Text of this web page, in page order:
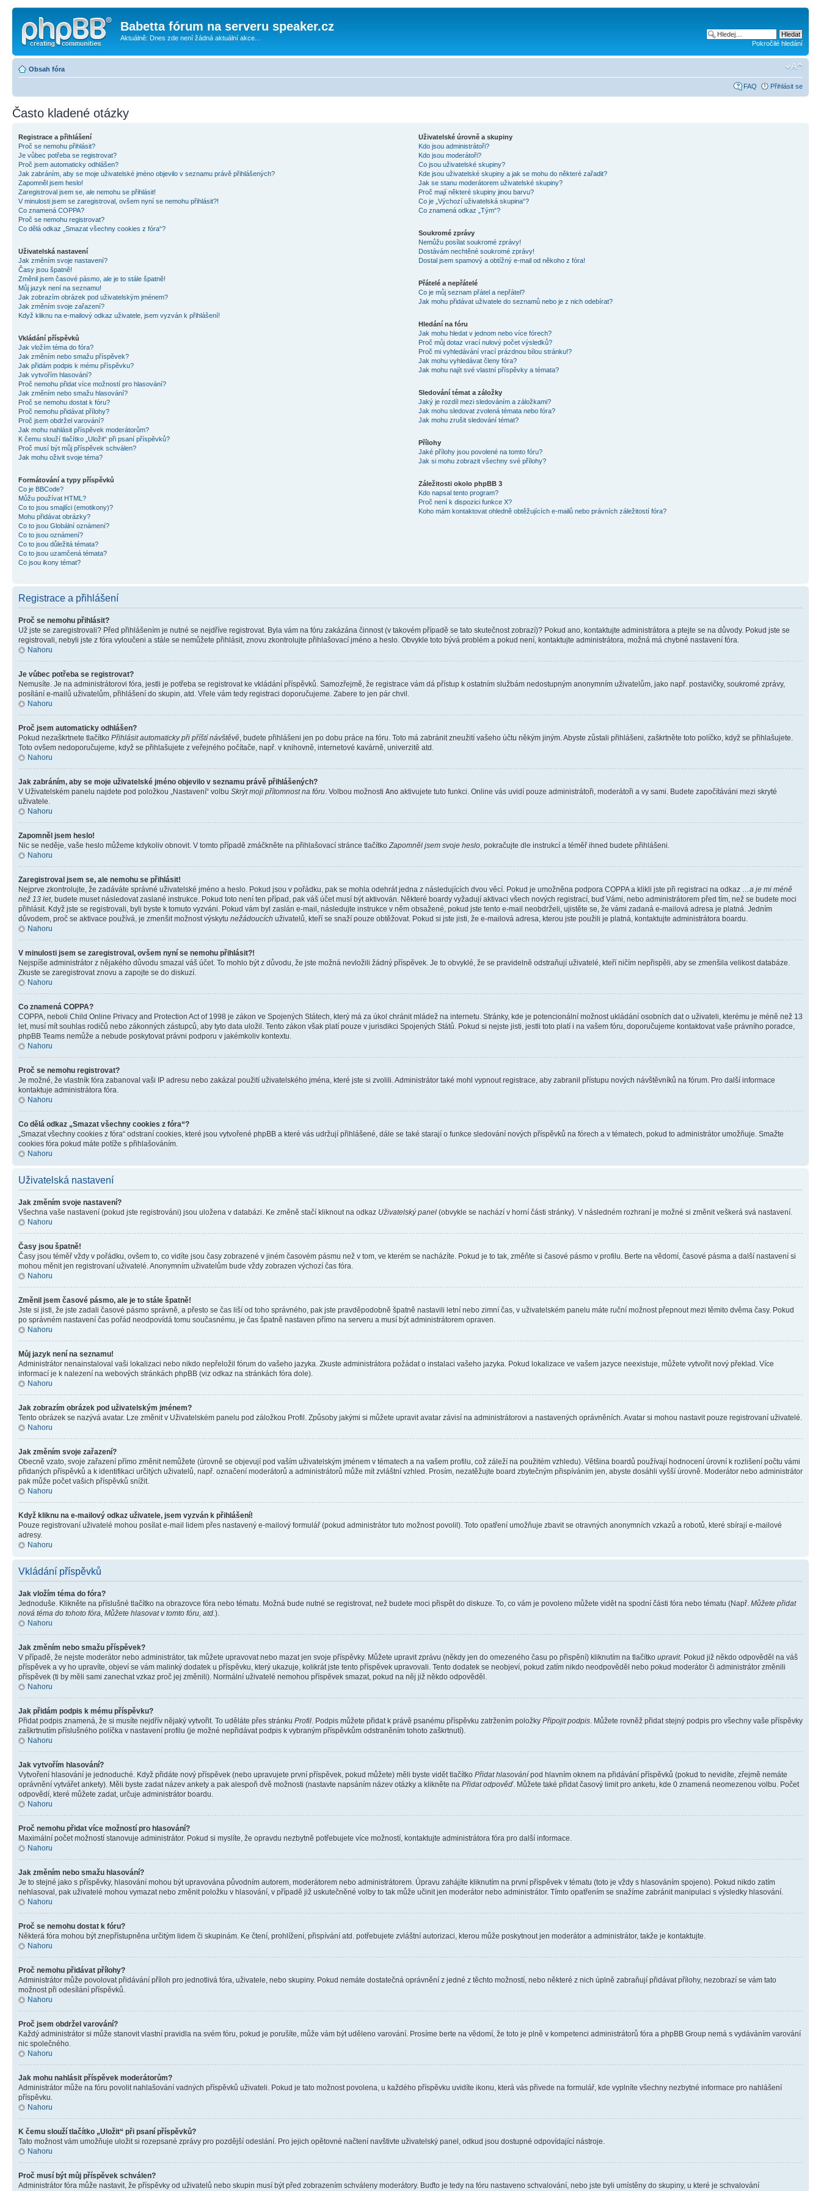
Babetta fórum na serveru speaker.cz
Aktuálně: Dnes zde není žádná aktuální akce...
Pokročilé hledání
Obsah fóra
FAQ Přihlásit se
Často kladené otázky
Registrace a přihlášení
Proč se nemohu přihlásit?
Je vůbec potřeba se registrovat?
Proč jsem automaticky odhlášen?
Jak zabráním, aby se moje uživatelské jméno objevilo v seznamu právě přihlášených?
Zapomněl jsem heslo!
Zaregistroval jsem se, ale nemohu se přihlásit!
V minulosti jsem se zaregistroval, ovšem nyní se nemohu přihlásit?!
Co znamená COPPA?
Proč se nemohu registrovat?
Co dělá odkaz „Smazat všechny cookies z fóra“?
Uživatelská nastavení
Jak změním svoje nastavení?
Časy jsou špatně!
Změnil jsem časové pásmo, ale je to stále špatně!
Můj jazyk není na seznamu!
Jak zobrazím obrázek pod uživatelským jménem?
Jak změním svoje zařazení?
Když kliknu na e-mailový odkaz uživatele, jsem vyzván k přihlášení!
Vkládání příspěvků
Jak vložím téma do fóra?
Jak změním nebo smažu příspěvek?
Jak přidám podpis k mému příspěvku?
Jak vytvořím hlasování?
Proč nemohu přidat více možností pro hlasování?
Jak změním nebo smažu hlasování?
Proč se nemohu dostat k fóru?
Proč nemohu přidávat přílohy?
Proč jsem obdržel varování?
Jak mohu nahlásit příspěvek moderátorům?
K čemu slouží tlačítko „Uložit“ při psaní příspěvků?
Proč musí být můj příspěvek schválen?
Jak mohu oživit svoje téma?
Formátování a typy příspěvků
Co je BBCode?
Můžu používat HTML?
Co to jsou smajlíci (emotikony)?
Mohu přidávat obrázky?
Co to jsou Globální oznámení?
Co to jsou oznámení?
Co to jsou důležitá témata?
Co to jsou uzamčená témata?
Co jsou ikony témat?
Uživatelské úrovně a skupiny
Kdo jsou administrátoři?
Kdo jsou moderátoři?
Co jsou uživatelské skupiny?
Kde jsou uživatelské skupiny a jak se mohu do některé zařadit?
Jak se stanu moderátorem uživatelské skupiny?
Proč mají některé skupiny jinou barvu?
Co je „Výchozí uživatelská skupina“?
Co znamená odkaz „Tým“?
Soukromé zprávy
Nemůžu posílat soukromé zprávy!
Dostávám nechtěné soukromé zprávy!
Dostal jsem spamový a obtížný e-mail od někoho z fóra!
Přátelé a nepřátelé
Co je můj seznam přátel a nepřátel?
Jak mohu přidávat uživatele do seznamů nebo je z nich odebírat?
Hledání na fóru
Jak mohu hledat v jednom nebo více fórech?
Proč můj dotaz vrací nulový počet výsledků?
Proč mi vyhledávání vrací prázdnou bílou stránku!?
Jak mohu vyhledávat členy fóra?
Jak mohu najít své vlastní příspěvky a témata?
Sledování témat a záložky
Jaký je rozdíl mezi sledováním a záložkami?
Jak mohu sledovat zvolená témata nebo fóra?
Jak mohu zrušit sledování témat?
Přílohy
Jaké přílohy jsou povolené na tomto fóru?
Jak si mohu zobrazit všechny své přílohy?
Záležitosti okolo phpBB 3
Kdo napsal tento program?
Proč není k dispozici funkce X?
Koho mám kontaktovat ohledně obtěžujících e-mailů nebo právních záležitostí fóra?
Registrace a přihlášení
Proč se nemohu přihlásit?
Už jste se zaregistrovali? Před přihlášením je nutné se nejdříve registrovat. Byla vám na fóru zakázána činnost (v takovém případě se tato skutečnost zobrazí)? Pokud ano, kontaktujte administrátora a ptejte se na důvody. Pokud jste se
registrovali, nebyli jste z fóra vyloučeni a stále se nemůžete přihlásit, znovu zkontrolujte přihlašovací jméno a heslo. Obvykle toto bývá problém a pokud není, kontaktujte administrátora, možná má chybné nastavení fóra.
Nahoru
Je vůbec potřeba se registrovat?
Nemusíte. Je na administrátorovi fóra, jestli je potřeba se registrovat ke vkládání příspěvků. Samozřejmě, že registrace vám dá přístup k ostatním službám nedostupným anonymním uživatelům, jako např. postavičky, soukromé zprávy,
posílání e-mailů uživatelům, přihlášení do skupin, atd. Vřele vám tedy registraci doporučujeme. Zabere to jen pár chvil.
Nahoru
Proč jsem automaticky odhlášen?
Pokud nezaškrtnete tlačítko Přihlásit automaticky při příští návštěvě , budete přihlášeni jen po dobu práce na fóru. Toto má zabránit zneužití vašeho účtu někým jiným. Abyste zůstali přihlášeni, zaškrtněte toto políčko, když se přihlašujete.
Toto ovšem nedoporučujeme, když se přihlašujete z veřejného počítače, např. v knihovně, internetové kavárně, univerzitě atd.
Nahoru
Jak zabráním, aby se moje uživatelské jméno objevilo v seznamu právě přihlášených?
V Uživatelském panelu najdete pod položkou „Nastavení“ volbu Skrýt moji přítomnost na fóru . Volbou možnosti Ano aktivujete tuto funkci. Online vás uvidí pouze administrátoři, moderátoři a vy sami. Budete započítáváni mezi skryté
uživatele.
Nahoru
Zapomněl jsem heslo!
Nic se neděje, vaše heslo můžeme kdykoliv obnovit. V tomto případě zmáčkněte na přihlašovací stránce tlačítko Zapomněl jsem svoje heslo , pokračujte dle instrukcí a téměř ihned budete přihlášeni.
Nahoru
Zaregistroval jsem se, ale nemohu se přihlásit!
Nejprve zkontrolujte, že zadáváte správné uživatelské jméno a heslo. Pokud jsou v pořádku, pak se mohla odehrát jedna z následujících dvou věcí. Pokud je umožněna podpora COPPA a klikli jste při registraci na odkaz …a je mi méně
než 13 let, budete muset následovat zaslané instrukce. Pokud toto není ten případ, pak váš účet musí být aktivován. Některé boardy vyžadují aktivaci všech nových registrací, buď Vámi, nebo administrátorem před tím, než se budete moci
přihlásit. Když jste se registrovali, byli byste k tomuto vyzváni. Pokud vám byl zaslán e-mail, následujte instrukce v něm obsažené, pokud jste tento e-mail neobdrželi, ujistěte se, že vámi zadaná e-mailová adresa je platná. Jedním
důvodem, proč se aktivace používá, je zmenšit možnost výskytu nežádoucích uživatelů, kteří se snaží pouze obtěžovat. Pokud si jste jisti, že e-mailová adresa, kterou jste použili je platná, kontaktujte administrátora boardu.
Nahoru
V minulosti jsem se zaregistroval, ovšem nyní se nemohu přihlásit?!
Nejspíše administrátor z nějakého důvodu smazal váš účet. To mohlo být z důvodu, že jste možná nevložili žádný příspěvek. Je to obvyklé, že se pravidelně odstraňují uživatelé, kteří ničím nepřispěli, aby se zmenšila velikost databáze.
Zkuste se zaregistrovat znovu a zapojte se do diskuzí.
Nahoru
Co znamená COPPA?
COPPA, neboli Child Online Privacy and Protection Act of 1998 je zákon ve Spojených Státech, který má za úkol chránit mládež na internetu. Stránky, kde je potencionální možnost ukládání osobních dat o uživateli, kterému je méně než 13
let, musí mít souhlas rodičů nebo zákonných zástupců, aby tyto data uložil. Tento zákon však platí pouze v jurisdikci Spojených Států. Pokud si nejste jisti, jestli toto platí i na vašem fóru, doporučujeme kontaktovat vaše právního poradce,
phpBB Teams nemůže a nebude poskytovat právni podporu v jakémkoliv kontextu.
Nahoru
Proč se nemohu registrovat?
Je možné, že vlastník fóra zabanoval vaši IP adresu nebo zakázal použití uživatelského jména, které jste si zvolili. Administrátor také mohl vypnout registrace, aby zabranil přístupu nových návštěvníků na fórum. Pro další informace
kontaktuje administrátora fóra.
Nahoru
Co dělá odkaz „Smazat všechny cookies z fóra“?
„Smazat všechny cookies z fóra“ odstraní cookies, které jsou vytvořené phpBB a které vás udržují přihlášené, dále se také starají o funkce sledování nových příspěvků na fórech a v tématech, pokud to administrátor umožňuje. Smažte
cookies fóra pokud máte potíže s přihlašováním.
Nahoru
Uživatelská nastavení
Jak změním svoje nastavení?
Všechna vaše nastavení (pokud jste registrováni) jsou uložena v databázi. Ke změně stačí kliknout na odkaz Uživatelský panel (obvykle se nachází v horní části stránky). V následném rozhraní je možné si změnit veškerá svá nastavení.
Nahoru
Časy jsou špatně!
Časy jsou téměř vždy v pořádku, ovšem to, co vidíte jsou časy zobrazené v jiném časovém pásmu než v tom, ve kterém se nacházíte. Pokud je to tak, změňte si časové pásmo v profilu. Berte na vědomí, časové pásma a další nastavení si
mohou měnit jen registrovaní uživatelé. Anonymním uživatelům bude vždy zobrazen výchozí čas fóra.
Nahoru
Změnil jsem časové pásmo, ale je to stále špatně!
Jste si jisti, že jste zadali časové pásmo správně, a přesto se čas liší od toho správného, pak jste pravděpodobně špatně nastavili letní nebo zimní čas, v uživatelském panelu máte ruční možnost přepnout mezi těmito dvěma časy. Pokud
po správném nastavení čas pořád neodpovídá tomu současnému, je čas špatně nastaven přímo na serveru a musí být administrátorem opraven.
Nahoru
Můj jazyk není na seznamu!
Administrátor nenainstaloval vaši lokalizaci nebo nikdo nepřeložil fórum do vašeho jazyka. Zkuste administrátora požádat o instalaci vašeho jazyka. Pokud lokalizace ve vašem jazyce neexistuje, můžete vytvořit nový překlad. Více
informací je k nalezení na webových stránkách phpBB (viz odkaz na stránkách fóra dole).
Nahoru
Jak zobrazím obrázek pod uživatelským jménem?
Tento obrázek se nazývá avatar. Lze změnit v Uživatelském panelu pod záložkou Profil. Způsoby jakými si můžete upravit avatar závisí na administrátorovi a nastavených oprávněních. Avatar si mohou nastavit pouze registrovaní uživatelé.
Nahoru
Jak změním svoje zařazení?
Obecně vzato, svoje zařazení přímo změnit nemůžete (úrovně se objevují pod vaším uživatelským jménem v tématech a na vašem profilu, což záleží na použitém vzhledu). Většina boardů používají hodnocení úrovní k rozlišení počtu vámi
přidaných příspěvků a k identifikaci určitých uživatelů, např. označení moderátorů a administrátorů může mít zvláštní vzhled. Prosím, nezatěžujte board zbytečným přispíváním jen, abyste dosáhli vyšší úrovně. Moderátor nebo administrátor
pak může počet vašich příspěvků snížit.
Nahoru
Když kliknu na e-mailový odkaz uživatele, jsem vyzván k přihlášení!
Pouze registrovaní uživatelé mohou posílat e-mail lidem přes nastavený e-mailový formulář (pokud administrátor tuto možnost povolil). Toto opatření umožňuje zbavit se otravných anonymních vzkazů a robotů, které sbírají e-mailové
adresy.
Nahoru
Vkládání příspěvků
Jak vložím téma do fóra?
Jednoduše. Klikněte na příslušné tlačítko na obrazovce fóra nebo tématu. Možná bude nutné se registrovat, než budete moci přispět do diskuze. To, co vám je povoleno můžete vidět na spodní části fóra nebo tématu (Např. Můžete přidat
nová téma do tohoto fóra, Můžete hlasovat v tomto fóru, atd. ).
Nahoru
Jak změním nebo smažu příspěvek?
V případě, že nejste moderátor nebo administrátor, tak můžete upravovat nebo mazat jen svoje příspěvky. Můžete upravit zprávu (někdy jen do omezeného času po přispění) kliknutím na tlačítko upravit. Pokud již někdo odpověděl na váš
příspěvek a vy ho upravíte, objeví se vám malinký dodatek u příspěvku, který ukazuje, kolikrát jste tento příspěvek upravovali. Tento dodatek se neobjeví, pokud zatím nikdo neodpověděl nebo pokud moderátor či administrátor změnili
příspěvek (ti by měli sami zanechat vzkaz proč jej změnili). Normální uživatelé nemohou příspěvek smazat, pokud na něj již někdo odpověděl.
Nahoru
Jak přidám podpis k mému příspěvku?
Přidat podpis znamená, že si musíte nejdřív nějaký vytvořit. To uděláte přes stránku Profil . Podpis můžete přidat k právě psanému příspěvku zatržením položky Připojit podpis . Můžete rovněž přidat stejný podpis pro všechny vaše příspěvky
zaškrtnutím příslušného políčka v nastavení profilu (je možné nepřidávat podpis k vybraným příspěvkům odstraněním tohoto zaškrtnutí).
Nahoru
Jak vytvořím hlasování?
Vytvoření hlasování je jednoduché. Když přidáte nový příspěvek (nebo upravujete první příspěvek, pokud můžete) měli byste vidět tlačítko Přidat hlasovánípod hlavním oknem na přidávání příspěvků (pokud to nevidíte, zřejmě nemáte
oprávnění vytvářet ankety). Měli byste zadat název ankety a pak alespoň dvě možnosti (nastavte napsáním název otázky a klikněte na Přidat odpověď. Můžete také přidat časový limit pro anketu, kde 0 znamená neomezenou volbu. Počet
odpovědí, které můžete zadat, určuje administrátor boardu.
Nahoru
Proč nemohu přidat více možností pro hlasování?
Maximální počet možností stanovuje administrátor. Pokud si myslíte, že opravdu nezbytně potřebujete více možností, kontaktujte administrátora fóra pro další informace.
Nahoru
Jak změním nebo smažu hlasování?
Je to stejné jako s příspěvky, hlasování mohou být upravována původním autorem, moderátorem nebo administrátorem. Úpravu zahájíte kliknutím na první příspěvek v tématu (toto je vždy s hlasováním spojeno). Pokud nikdo zatím
nehlasoval, pak uživatelé mohou vymazat nebo změnit položku v hlasování, v případě již uskutečněné volby to tak může učinit jen moderátor nebo administrátor. Tímto opatřením se snažíme zabránit manipulaci s výsledky hlasování.
Nahoru
Proč se nemohu dostat k fóru?
Některá fóra mohou být znepřístupněna určitým lidem či skupinám. Ke čtení, prohlížení, přispívání atd. potřebujete zvláštní autorizaci, kterou může poskytnout jen moderátor a administrátor, takže je kontaktujte.
Nahoru
Proč nemohu přidávat přílohy?
Administrátor může povolovat přidávání příloh pro jednotlivá fóra, uživatele, nebo skupiny. Pokud nemáte dostatečná oprávnění z jedné z těchto možností, nebo některé z nich úplně zabraňují přidávat přílohy, nezobrazí se vám tato
možnost při odesílání příspěvků.
Nahoru
Proč jsem obdržel varování?
Každý administrátor si může stanovit vlastní pravidla na svém fóru, pokud je porušíte, může vám být uděleno varování. Prosíme berte na vědomí, že toto je plně v kompetenci administrátorů fóra a phpBB Group nemá s vydáváním varování
nic společného.
Nahoru
Jak mohu nahlásit příspěvek moderátorům?
Administrátor může na fóru povolit nahlašování vadných příspěvků uživateli. Pokud je tato možnost povolena, u každého příspěvku uvidíte ikonu, která vás přivede na formulář, kde vyplníte všechny nezbytné informace pro nahlášení
příspěvku.
Nahoru
K čemu slouží tlačítko „Uložit“ při psaní příspěvků?
Tato možnost vám umožňuje uložit si rozepsané zprávy pro pozdější odeslání. Pro jejich opětovné načtení navštivte uživatelský panel, odkud jsou dostupné odpovídající nástroje.
Nahoru
Proč musí být můj příspěvek schválen?
Administrátor fóra může nastavit, že příspěvky od uživatelů nebo skupin musí být před zobrazením schváleny moderátory. Buďto je tedy na fóru nastaveno schvalování, nebo jste byli umístěny do skupiny, u které je schvalování